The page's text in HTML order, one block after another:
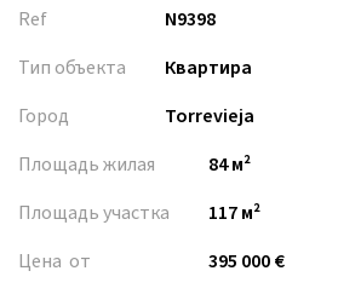
Ref
N9398
Тип объекта
Квартира
Город
Torrevieja
Площадь жилая
84 м²
Площадь участка
117 м²
Цена от
395 000 €